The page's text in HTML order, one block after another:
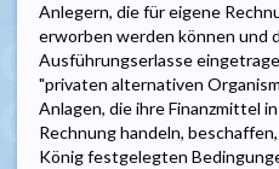
Anlegern, die für eigene
erworben werden können und
Ausführungserlasse
"privaten alternativen
Anlagen, die ihre Finanzmittel
Rechnung handeln,
König festgelegten